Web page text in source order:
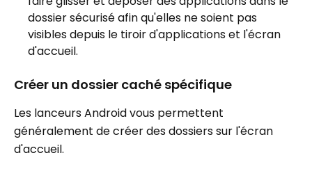
dossier sécurisé afin qu'elles ne soient pas
visibles depuis le tiroir d'applications et l'écran
d'accueil.
Créer un dossier caché spécifique
Les lanceurs Android vous permettent
généralement de créer des dossiers sur l'écran
d'accueil.